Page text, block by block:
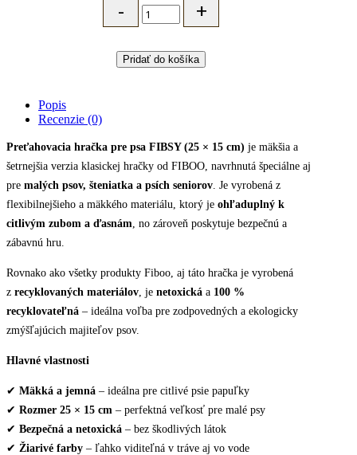
plávajúca
pre
psa
quantity
Pridať do košíka
Popis
Recenzie (0)
Preťahovacia hračka pre psa FIBSY (25 × 15 cm) je mäkšia a
šetrnejšia verzia klasickej hračky od FIBOO, navrhnutá špeciálne aj
pre malých psov, šteniatka a psích seniorov . Je vyrobená z
flexibilnejšieho a mäkkého materiálu, ktorý je ohľaduplný k
citlivým zubom a ďasnám , no zároveň poskytuje bezpečnú a
zábavnú hru.
Rovnako ako všetky produkty Fiboo, aj táto hračka je vyrobená
z recyklovaných materiálov , je netoxická a 100 %
recyklovateľná – ideálna voľba pre zodpovedných a ekologicky
zmýšľajúcich majiteľov psov.
Hlavné vlastnosti
✔ Mäkká a jemná – ideálna pre citlivé psie papuľky
✔ Rozmer 25 × 15 cm – perfektná veľkosť pre malé psy
✔ Bezpečná a netoxická – bez škodlivých látok
✔ Žiarivé farby – ľahko viditeľná v tráve aj vo vode